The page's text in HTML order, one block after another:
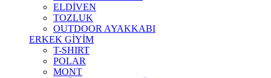
ELDİVEN
TOZLUK
OUTDOOR AYAKKABI
ERKEK GİYİM
T-SHIRT
POLAR
MONT